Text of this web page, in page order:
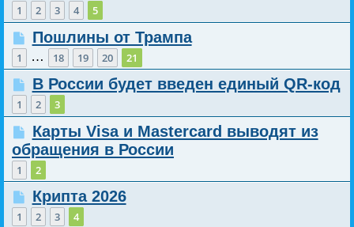
1 2 3 4 5
Пошлины от Трампа
1 … 18 19 20 21
В России будет введен единый QR-код
1 2 3
Карты Visa и Mastercard выводят из
обращения в России
1 2
Крипта 2026
1 2 3 4